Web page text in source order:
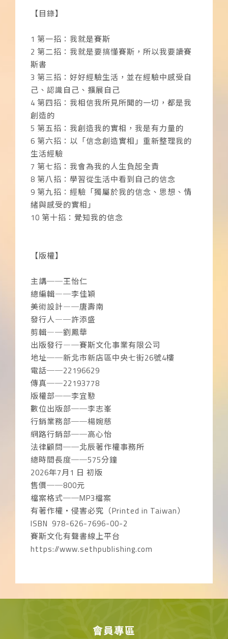
【目錄】
1 第一招：我就是賽斯
2 第二招：我就是要搞懂賽斯，所以我要讀賽
斯書
3 第三招：好好經驗生活，並在經驗中感受自
己、認識自己、擴展自己
4 第四招：我相信我所見所聞的一切，都是我
創造的
5 第五招：我創造我的實相，我是有力量的
6 第六招：以「信念創造實相」重新整理我的
生活經驗
7 第七招：我會為我的人生負起全責
8 第八招：學習從生活中看到自己的信念
9 第九招：經驗「獨屬於我的信念、思想、情
緒與感受的實相」
10 第十招：覺知我的信念
【版權】
主講──王怡仁
總編輯―─李佳穎
美術設計―─唐壽南
發行人―─許添盛
剪輯―─劉鳳華
出版發行―─賽斯文化事業有限公司
地址──新北市新店區中央七街26號4樓
電話──22196629
傳真──22193778
版權部──李宜懃
數位出版部──李志峯
行銷業務部──楊婉慈
網路行銷部──高心怡
法律顧問──北辰著作權事務所
總時間長度──575分鐘
2026年7月1 日 初版
售價──800元
檔案格式──MP3檔案
有著作權‧侵害必究（Printed in Taiwan）
ISBN 978-626-7696-00-2
賽斯文化有聲書線上平台
https://www.sethpublishing.com
會員專區